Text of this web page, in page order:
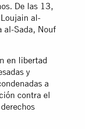
De las 13,
al-
al-Sada, Nouf
en libertad
y
a
contra el